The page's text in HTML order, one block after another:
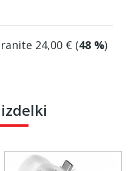
24,00 € (48 %)